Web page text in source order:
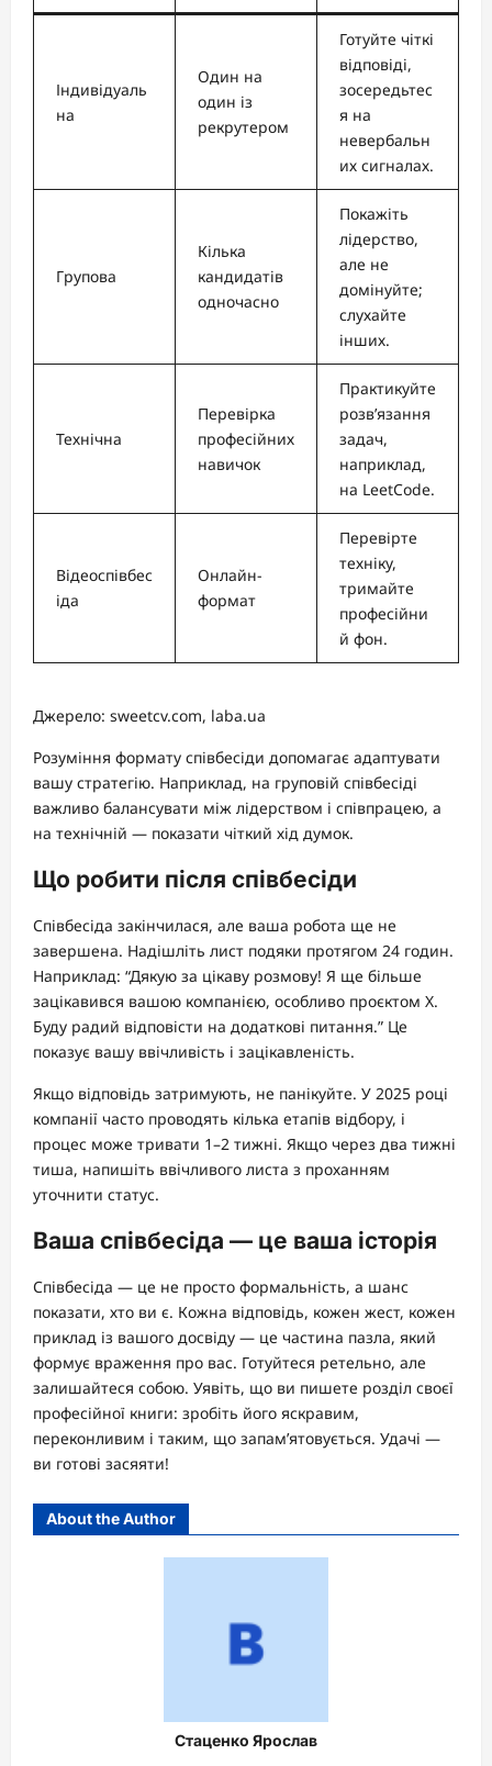
Індивідуаль
на
Один на
один із
рекрутером
Готуйте чіткі
відповіді,
зосередьтес
я на
невербальн
их сигналах.
Групова
Кілька
кандидатів
одночасно
Покажіть
лідерство,
але не
домінуйте;
слухайте
інших.
Технічна
Перевірка
професійних
навичок
Практикуйте
розв’язання
задач,
наприклад,
на LeetCode.
Відеоспівбес
іда
Онлайн-
формат
Перевірте
техніку,
тримайте
професійни
й фон.
Джерело: sweetcv.com, laba.ua
Розуміння формату співбесіди допомагає адаптувати
вашу стратегію. Наприклад, на груповій співбесіді
важливо балансувати між лідерством і співпрацею, а
на технічній — показати чіткий хід думок.
Що робити після співбесіди
Співбесіда закінчилася, але ваша робота ще не
завершена. Надішліть лист подяки протягом 24 годин.
Наприклад: “Дякую за цікаву розмову! Я ще більше
зацікавився вашою компанією, особливо проєктом X.
Буду радий відповісти на додаткові питання.” Це
показує вашу ввічливість і зацікавленість.
Якщо відповідь затримують, не панікуйте. У 2025 році
компанії часто проводять кілька етапів відбору, і
процес може тривати 1–2 тижні. Якщо через два тижні
тиша, напишіть ввічливого листа з проханням
уточнити статус.
Ваша співбесіда — це ваша історія
Співбесіда — це не просто формальність, а шанс
показати, хто ви є. Кожна відповідь, кожен жест, кожен
приклад із вашого досвіду — це частина пазла, який
формує враження про вас. Готуйтеся ретельно, але
залишайтеся собою. Уявіть, що ви пишете розділ своєї
професійної книги: зробіть його яскравим,
переконливим і таким, що запам’ятовується. Удачі —
ви готові засяяти!
About the Author
Стаценко Ярослав